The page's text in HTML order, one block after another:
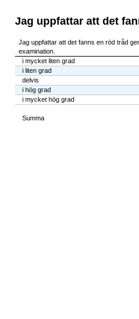
Jag uppfattar att det
Jag uppfattar att det fanns en röd tråd
examination.
i mycket liten grad
i liten grad
delvis
i hög grad
i mycket hög grad
Summa